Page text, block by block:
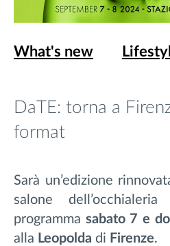
What's new
DaTE: torna a
format
Sarà un’edizione
salone
programma sabato 7 e
alla Leopolda di Firenze.